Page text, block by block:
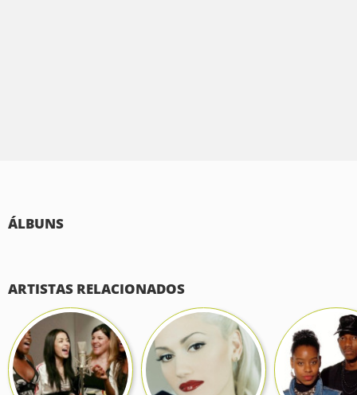
ÁLBUNS
ARTISTAS RELACIONADOS